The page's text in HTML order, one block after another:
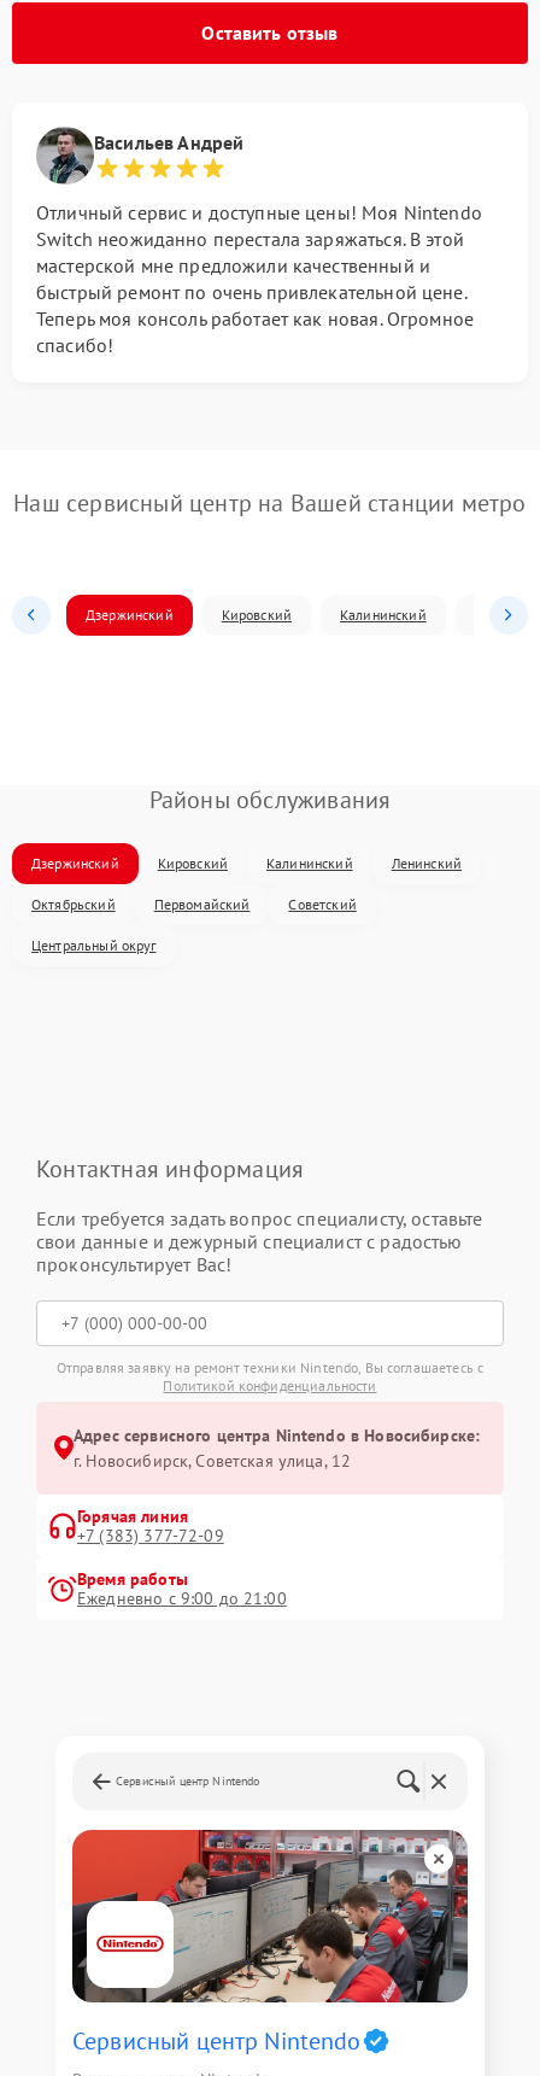
Оставить отзыв
Васильев Андрей
Отличный сервис и доступные цены! Моя Nintendo
Switch неожиданно перестала заряжаться. В этой
мастерской мне предложили качественный и
быстрый ремонт по очень привлекательной цене.
Теперь моя консоль работает как новая. Огромное
спасибо!
Наш сервисный центр на Вашей станции метро
Дзержинский Кировский Калининский
Районы обслуживания
Дзержинский Кировский Калининский Ленинский
Октябрьский Первомайский Советский
Центральный округ
Контактная информация
Если требуется задать вопрос специалисту, оставьте
свои данные и дежурный специалист с радостью
проконсультирует Вас!
Отправляя заявку на ремонт техники Nintendo, Вы соглашаетесь с
Политикой конфиденциальности
Адрес сервисного центра Nintendo в Новосибирске:
г. Новосибирск, Советская улица, 12
Горячая линия
+7 (383) 377-72-09
Время работы
Ежедневно с 9:00 до 21:00
Сервисный центр Nintendo
Сервисный центр Nintendo